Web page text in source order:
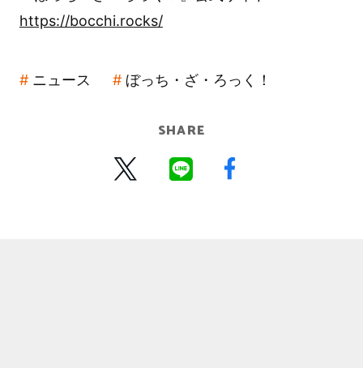
https://bocchi.rocks/
ニュース ぼっち・ざ・ろっく！
SHARE